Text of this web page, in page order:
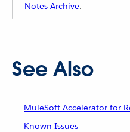
Notes Archive.
See Also
MuleSoft Accelerator for
Known Issues